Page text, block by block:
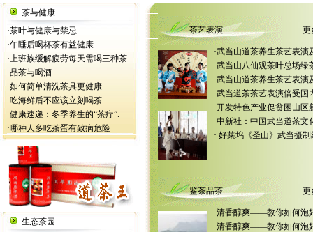
茶与健康
·茶叶与健康与禁忌
·午睡后喝杯茶有益健康
·上班族缓解疲劳每天需喝三种茶
·品茶与喝酒
·如何简单清洗茶具更健康
·吃海鲜后不应该立刻喝茶
·健康速递：冬季养生的“茶疗”.
·哪种人多吃茶蛋有致病危险
生态茶园
茶艺表演 更
·武当山道茶养生茶艺表演
·武当山八仙观茶叶总场绿
·武当山道茶养生茶艺表演
·武当道茶茶艺表演倍受国
·开发特色产业促贫困山区
·中新社：中国武当道茶文
· 好莱坞《圣山》武当摄制
鉴茶品茶 更
·清香醇爽——教你如何泡
·清香醇爽——教你如何泡